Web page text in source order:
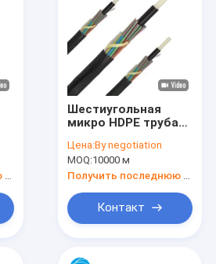
Шестиугольная
микро HDPE труба
оптоволоконного
кабеля
Цена:By negotiation
MOQ:10000 м
Контакт